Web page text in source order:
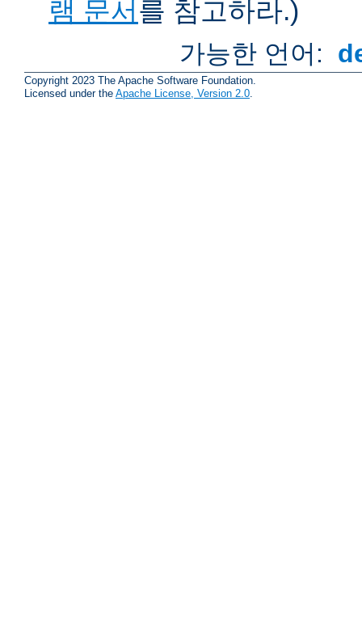
램 문서를 참고하라.)
가능한 언어:
Copyright 2023 The Apache Software Foundation.
Licensed under the Apache License, Version 2.0.